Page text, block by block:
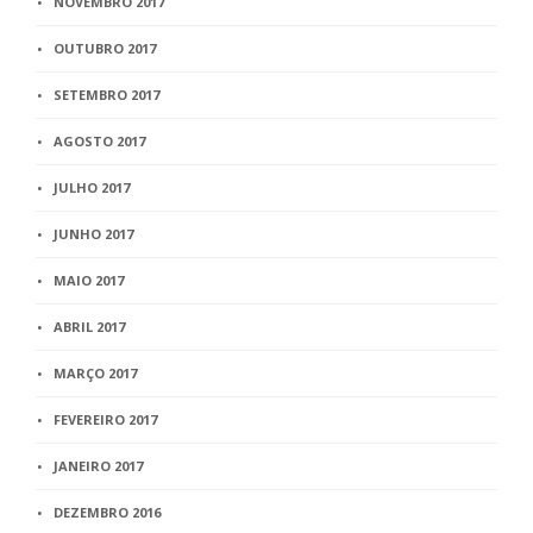
OUTUBRO 2017
SETEMBRO 2017
AGOSTO 2017
JULHO 2017
JUNHO 2017
MAIO 2017
ABRIL 2017
MARÇO 2017
FEVEREIRO 2017
JANEIRO 2017
DEZEMBRO 2016